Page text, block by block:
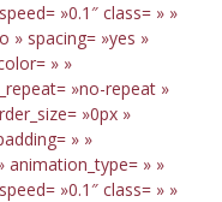
»0.1″ class= » »
» spacing= »yes »
» »
»no-repeat »
»0px »
» »
animation_type= » »
»0.1″ class= » »